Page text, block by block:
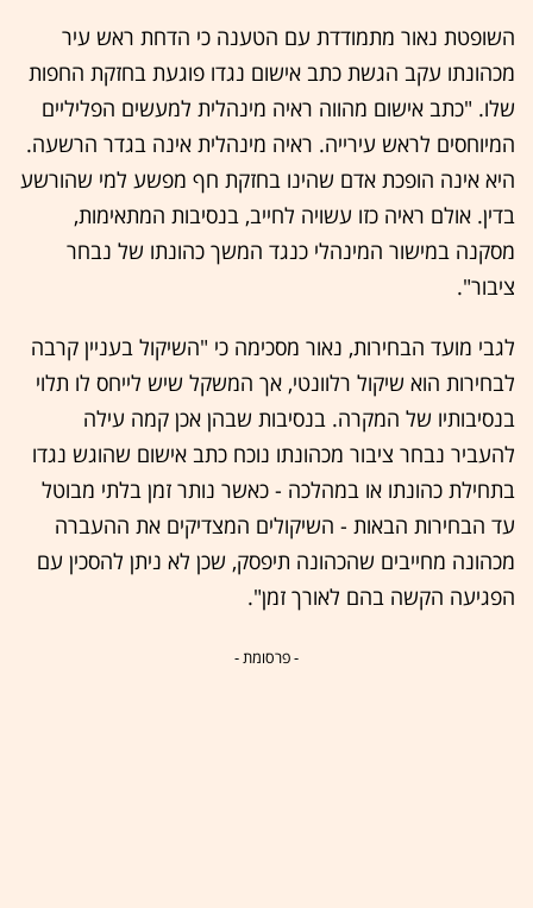
השופטת נאור מתמודדת עם הטענה כי הדחת ראש עיר
מכהונתו עקב הגשת כתב אישום נגדו פוגעת בחזקת החפות
שלו. "כתב אישום מהווה ראיה מינהלית למעשים הפליליים
המיוחסים לראש עירייה. ראיה מינהלית אינה בגדר הרשעה.
היא אינה הופכת אדם שהינו בחזקת חף מפשע למי שהורשע
בדין. אולם ראיה כזו עשויה לחייב, בנסיבות המתאימות,
מסקנה במישור המינהלי כנגד המשך כהונתו של נבחר
ציבור".
לגבי מועד הבחירות, נאור מסכימה כי "השיקול בעניין קרבה
לבחירות הוא שיקול רלוונטי, אך המשקל שיש לייחס לו תלוי
בנסיבותיו של המקרה. בנסיבות שבהן אכן קמה עילה
להעביר נבחר ציבור מכהונתו נוכח כתב אישום שהוגש נגדו
בתחילת כהונתו או במהלכה - כאשר נותר זמן בלתי מבוטל
עד הבחירות הבאות - השיקולים המצדיקים את ההעברה
מכהונה מחייבים שהכהונה תיפסק, שכן לא ניתן להסכין עם
הפגיעה הקשה בהם לאורך זמן".
- פרסומת -